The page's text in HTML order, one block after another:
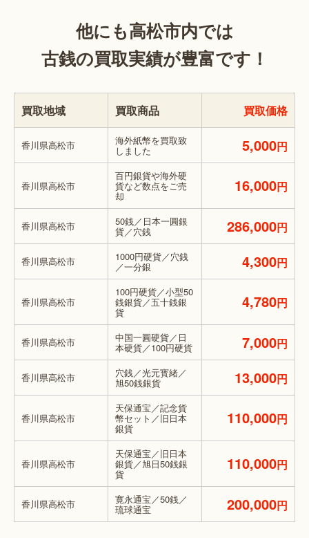
他にも高松市内では
古銭の買取実績が豊富です！
買取地域 買取商品 買取価格
香川県高松市 海外紙幣を買取致
しました 5,000円
香川県高松市
百円銀貨や海外硬
貨など数点をご売
却
16,000円
香川県高松市 50銭／日本一圓銀
貨／穴銭 286,000円
香川県高松市 1000円硬貨／穴銭
／一分銀 4,300円
香川県高松市
100円硬貨／小型50
銭銀貨／五十銭銀
貨
4,780円
香川県高松市 中国一圓硬貨／日
本硬貨／100円硬貨 7,000円
香川県高松市 穴銭／光元寳緒／
旭50銭銀貨 13,000円
香川県高松市
天保通宝／記念貨
幣セット／旧日本
銀貨
110,000円
香川県高松市
天保通宝／旧日本
銀貨／旭日50銭銀
貨
110,000円
香川県高松市 寛永通宝／50銭／
琉球通宝 200,000円